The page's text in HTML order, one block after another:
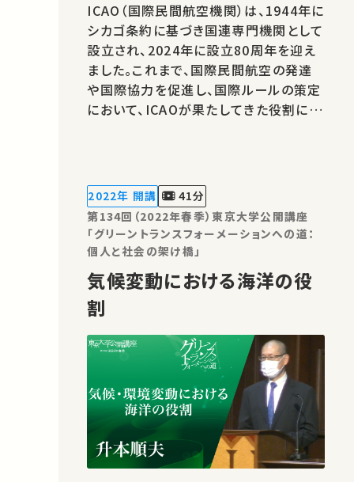
ICAO（国際民間航空機関）は、1944年に
シカゴ条約に基づき国連専門機関として
設立され、2024年に設立80周年を迎え
ました。これまで、国際民間航空の発達
や国際協力を促進し、国際ルールの策定
において、ICAOが果たしてきた役割につ
規模の課題、新技術への対応も求められ
ていますが、ICAOではどのような戦略
を…
2022年 開講
41分
第134回（2022年春季）東京大学公開講座
「グリーントランスフォーメーションへの道：
個人と社会の架け橋」
気候変動における海洋の役
割